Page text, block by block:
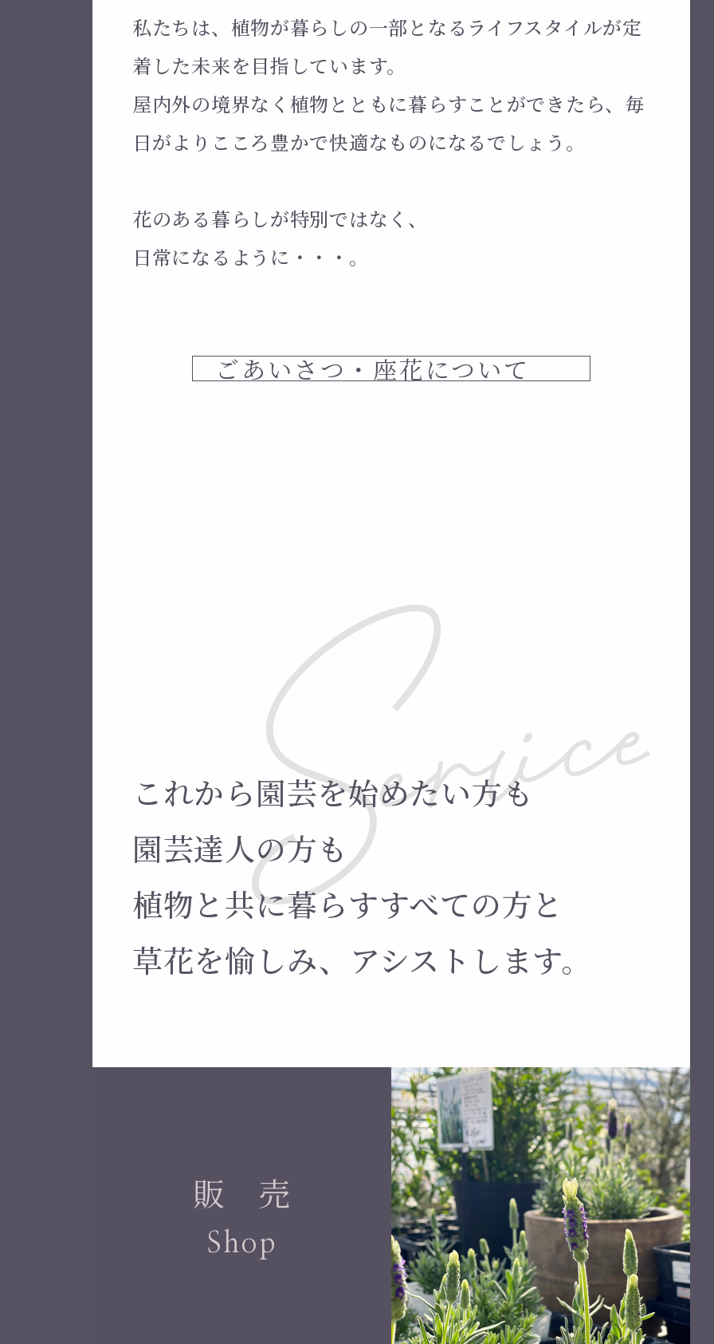
私たちは、植物が暮らしの一部となるライフスタイルが定
着した未来を目指しています。
屋内外の境界なく植物とともに暮らすことができたら、毎
日がよりこころ豊かで快適なものになるでしょう。
花のある暮らしが特別ではなく、
日常になるように・・・。
ごあいさつ・座花について
これから園芸を始めたい方も
園芸達人の方も
植物と共に暮らすすべての方と
草花を愉しみ、アシストします。
販 売
Shop